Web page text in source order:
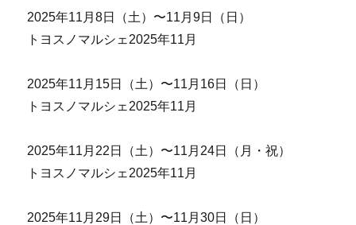
2025年11月8日（土）〜11月9日（日）
トヨスノマルシェ2025年11月
2025年11月15日（土）〜11月16日（日）
トヨスノマルシェ2025年11月
2025年11月22日（土）〜11月24日（月・祝）
トヨスノマルシェ2025年11月
2025年11月29日（土）〜11月30日（日）